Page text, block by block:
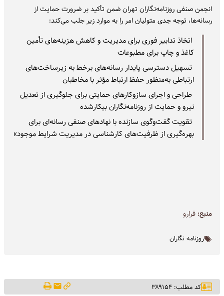
انجمن صنفی روزنامه‌نگاران تهران ضمن تأکید بر ضرورت حمایت از
رسانه‌ها، توجه جدی متولیان امر را به موارد زیر جلب می‌کند:
اتخاذ تدابیر فوری برای مدیریت و کاهش هزینه‌های تأمین
کاغذ و چاپ برای مطبوعات
تسهیل دسترسی پایدار رسانه‌های برخط به زیرساخت‌های
ارتباطی به‌منظور حفظ ارتباط مؤثر با مخاطبان
طراحی و اجرای سازوکارهای حمایتی برای جلوگیری از تعدیل
نیرو و حمایت از روزنامه‌نگاران بیکارشده
تقویت گفت‌وگوی سازنده با نهادهای صنفی رسانه‌ای برای
بهره‌گیری از ظرفیت‌های کارشناسی در مدیریت شرایط موجود»
منبع:فرارو
روزنامه نگاران
کد مطلب: ۳۸۹۱۵۴